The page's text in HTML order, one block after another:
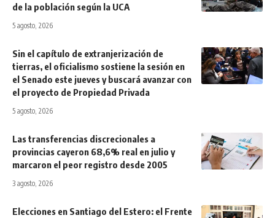
de la población según la UCA
5 agosto, 2026
Sin el capítulo de extranjerización de
tierras, el oficialismo sostiene la sesión en
el Senado este jueves y buscará avanzar con
el proyecto de Propiedad Privada
5 agosto, 2026
Las transferencias discrecionales a
provincias cayeron 68,6% real en julio y
marcaron el peor registro desde 2005
3 agosto, 2026
Elecciones en Santiago del Estero: el Frente